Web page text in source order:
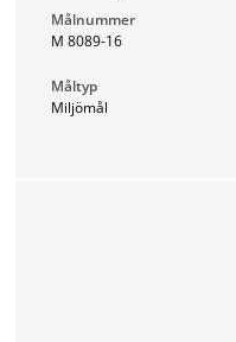
Målnummer
M 8089-16
Måltyp
Miljömål